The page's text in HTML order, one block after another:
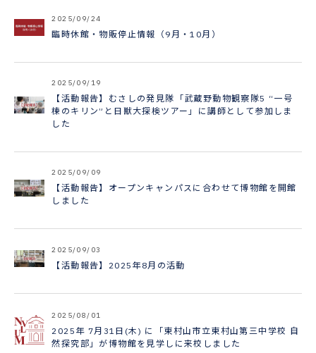
2025/09/24
臨時休館・物販停止情報（9月・10月）
2025/09/19
【活動報告】むさしの発見隊「武蔵野動物観察隊5 “一号
棟のキリン”と日獣大探検ツアー」に講師として参加しま
した
2025/09/09
【活動報告】オープンキャンパスに合わせて博物館を開館
しました
2025/09/03
【活動報告】2025年8月の活動
2025/08/01
2025年 7月31日(木) に「東村山市立東村山第三中学校 自
然探究部」が博物館を見学しに来校しました